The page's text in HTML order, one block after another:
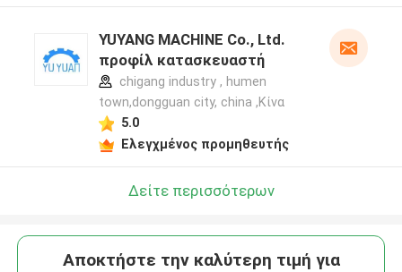
YUYANG MACHINE Co., Ltd.
προφίλ κατασκευαστή
chigang industry , humen
town,dongguan city, china ,Κίνα
5.0
Ελεγχμένος προμηθευτής
Δείτε περισσότερων
Αποκτήστε την καλύτερη τιμή για